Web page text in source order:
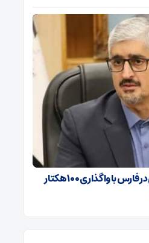
چهار طرح شهرک صنعتی در فارس با واگذاری ۱۰۰ هکتار